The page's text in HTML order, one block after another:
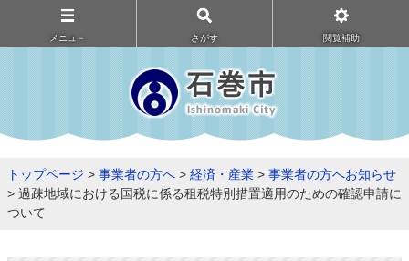
メニュ－ さがす 閲覧補助
トップページ > 事業者の方へ > 経済・産業 > 事業者の方へお知らせ
> 過疎地域における国税に係る租税特別措置適用のための確認申請に
ついて